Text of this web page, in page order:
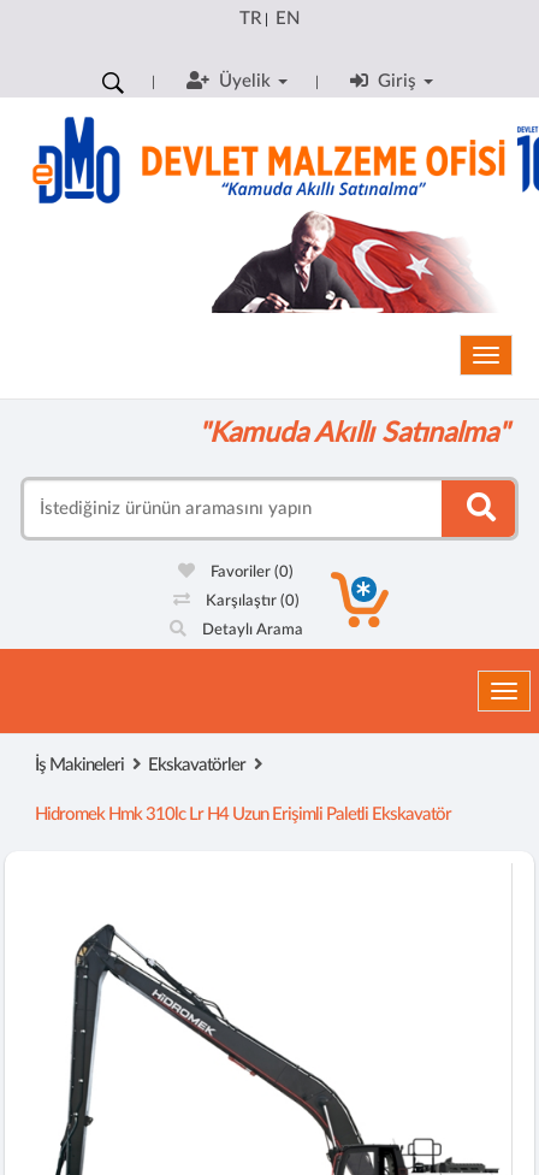
TR| EN
Üyelik Giriş
"Kamuda Akıllı Satınalma"
Favoriler(0)
Karşılaştır (0)
Detaylı Arama
İş Makineleri Ekskavatörler
Hidromek Hmk 310lc Lr H4 Uzun Erişimli Paletli Ekskavatör